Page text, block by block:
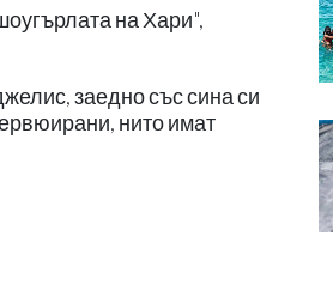
на Хари",
заедно със сина си
нито имат